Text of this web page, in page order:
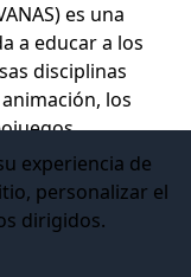
es una
a educar a los
disciplinas
los
experiencia de
personalizar el
dirigidos.